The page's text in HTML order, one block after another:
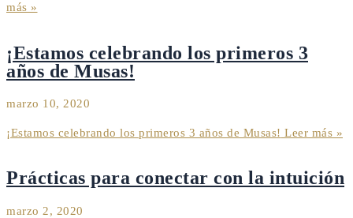
más »
¡Estamos celebrando los primeros 3
años de Musas!
marzo 10, 2020
¡Estamos celebrando los primeros 3 años de Musas! Leer más »
Prácticas para conectar con la intuición
marzo 2, 2020